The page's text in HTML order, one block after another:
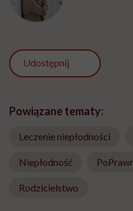
Udostępnij
Powiązane tematy:
Leczenie niepłodności
Niepłodność
Rodzicielstwo